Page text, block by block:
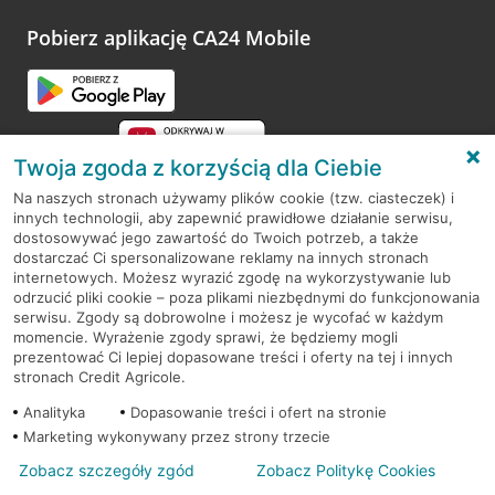
opinie.
Pobierz aplikację CA24 Mobile
RODO
Regulamin serwisu
Mapa serwisu
PolitykaCookies
© 2026 Credit Agricole Bank Polska S.A. Wszelkie prawa zastrzeżone
Twoja zgoda z korzyścią dla Ciebie
Na naszych stronach używamy plików cookie (tzw. ciasteczek) i
innych technologii, aby zapewnić prawidłowe działanie serwisu,
dostosowywać jego zawartość do Twoich potrzeb, a także
dostarczać Ci spersonalizowane reklamy na innych stronach
internetowych. Możesz wyrazić zgodę na wykorzystywanie lub
odrzucić pliki cookie – poza plikami niezbędnymi do funkcjonowania
serwisu. Zgody są dobrowolne i możesz je wycofać w każdym
momencie. Wyrażenie zgody sprawi, że będziemy mogli
prezentować Ci lepiej dopasowane treści i oferty na tej i innych
stronach Credit Agricole.
Analityka
Dopasowanie treści i ofert na stronie
Marketing wykonywany przez strony trzecie
Zobacz szczegóły zgód Zobacz Politykę Cookies